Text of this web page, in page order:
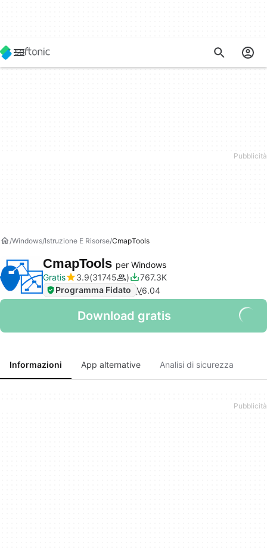
Windows Istruzione E Risorse CmapTools
CmapTools per Windows
Gratis
3.9 31745
767.3K
Programma Fidato V6.04
Download gratis
Informazioni App alternative Analisi di sicurezza